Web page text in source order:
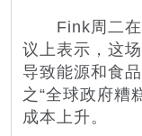
Fink周二在
议上表示，这
导致能源和食
之“全球政府糟
成本上升。